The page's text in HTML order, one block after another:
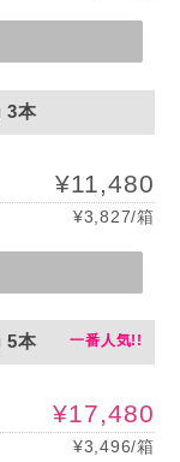
3本
¥11,480
¥3,827/箱
5本
¥17,480
¥3,496/箱